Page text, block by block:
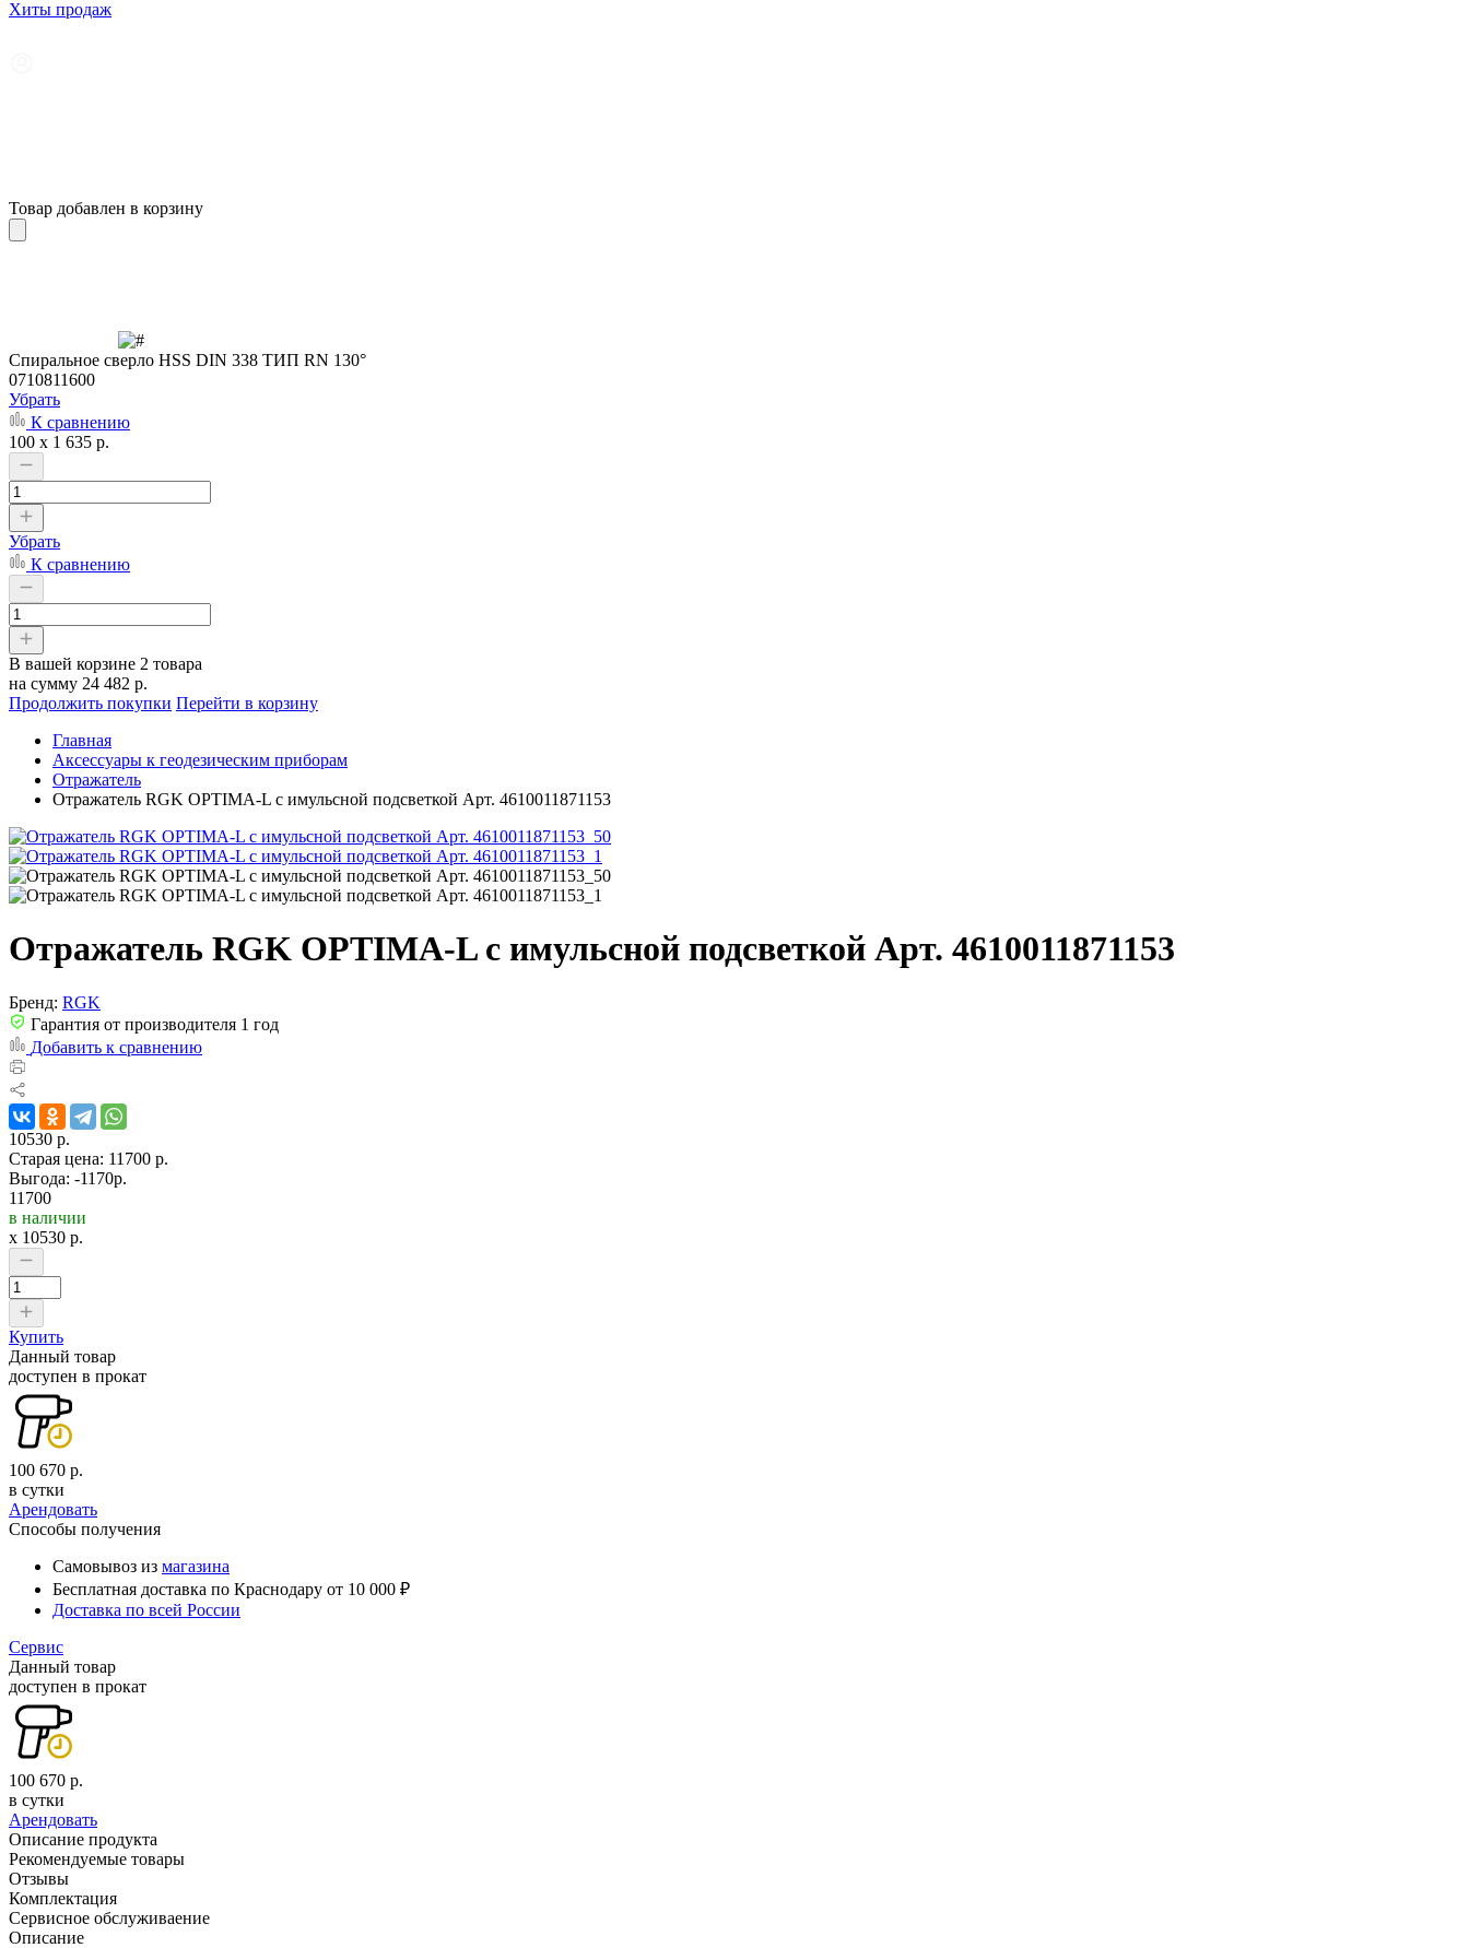
Хиты продаж
Товар добавлен в корзину
Cпиральное сверло HSS DIN 338 ТИП RN 130°
0710811600
Убрать
К сравнению
100 x 1 635 р.
Убрать
К сравнению
В вашей корзине 2 товара
на сумму 24 482 р.
Продолжить покупки Перейти в корзину
Главная
Аксессуары к геодезическим приборам
Отражатель
Отражатель RGK OPTIMA-L с имульсной подсветкой Арт. 4610011871153
Отражатель RGK OPTIMA-L с имульсной подсветкой Арт. 4610011871153
Бренд: RGK
Гарантия от производителя 1 год
Добавить к сравнению
10530 р.
Старая цена: 11700 р.
Выгода: -1170р.
11700
в наличии
x 10530 р.
Купить
Данный товар
доступен в прокат
100 670 р.
в сутки
Арендовать
Способы получения
Самовывоз из магазина
Бесплатная доставка по Краснодару от 10 000 ₽
Доставка по всей России
Сервис
Данный товар
доступен в прокат
100 670 р.
в сутки
Арендовать
Описание продукта
Рекомендуемые товары
Отзывы
Комплектация
Сервисное обслуживаение
Описание